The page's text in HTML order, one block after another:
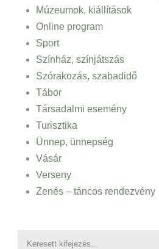
Múzeumok, kiállítások
Online program
Sport
Színház, színjátszás
Szórakozás, szabadidő
Tábor
Társadalmi esemény
Turisztika
Ünnep, ünnepség
Vásár
Verseny
Zenés – táncos rendezvény